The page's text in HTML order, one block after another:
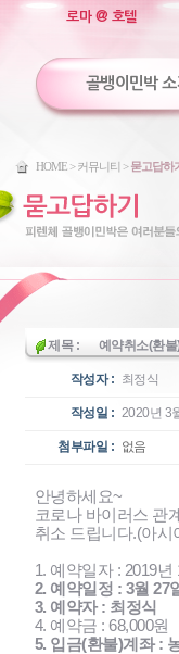
로마 @ 호텔
골뱅이민박
HOME > 커뮤니티 >묻고답하
제목 : 예약취소(환
작성자 : 최정식
작성일 : 2020년 3
첨부파일 : 없음
안녕하세요~
코로나 바이러스 관
취소 드립니다.(아
1. 예약일자 : 2019년
2. 예약일정 : 3월 27
3. 예약자 : 최정식
4. 예약금 : 68,000원
5. 입금(환불)계좌 :